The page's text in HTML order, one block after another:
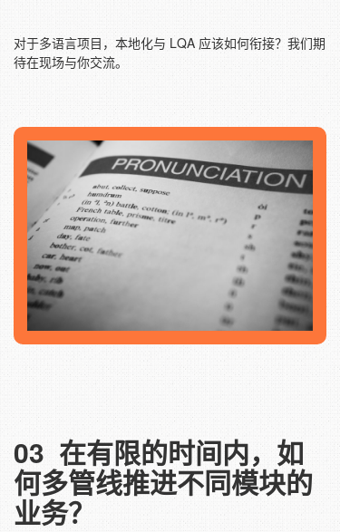
对于多语言项目，本地化与 LQA 应该如何衔接？我们期
待在现场与你交流。
03 在有限的时间内，如
何多管线推进不同模块的
业务？